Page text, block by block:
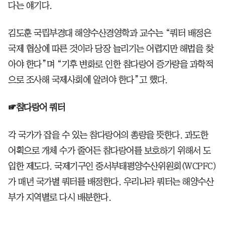
다는 얘기다.
김도훈 국립부경대 해양수산경영학과 교수는 “쿼터 배정은
국제 협상에 따른 것이라 당장 늘리기는 어렵지만 해법을 찾
아야 한다”며 “기후 변화로 인한 참다랑어 증가량을 과학적
으로 조사해 국제사회에 알려야 한다”고 했다.
☞참다랑어 쿼터
각 국가가 잡을 수 있는 참다랑어의 총량을 뜻한다. 과도한
어획으로 개체 수가 줄어든 참다랑어를 보호하기 위해서 도
입한 제도다. 국제기구인 중서부태평양수산위원회(WCPFC)
가 매년 국가별 쿼터를 배정한다. 우리나라 쿼터는 해양수산
부가 지역별로 다시 배분한다.